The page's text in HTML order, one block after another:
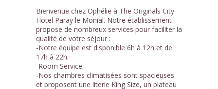
1 /10
Bienvenue chez Ophélie à The Originals City
Hotel Paray le Monial. Notre établissement
propose de nombreux services pour faciliter la
qualité de votre séjour :
-Notre équipe est disponible 6h à 12h et de
17h à 22h.
-Room Service.
-Nos chambres climatisées sont spacieuses
et proposent une literie King Size, un plateau